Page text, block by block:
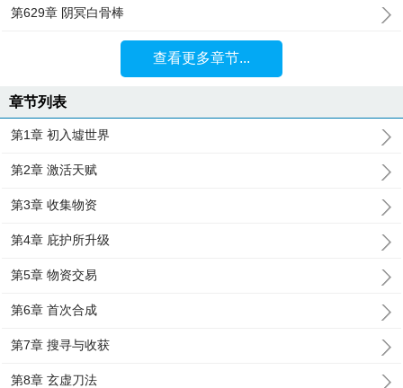
第629章 阴冥白骨棒
查看更多章节...
章节列表
第1章 初入墟世界
第2章 激活天赋
第3章 收集物资
第4章 庇护所升级
第5章 物资交易
第6章 首次合成
第7章 搜寻与收获
第8章 玄虚刀法